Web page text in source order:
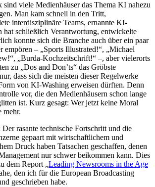
viele Medienhäuser das Thema KI nahezu
Man kam schnell in den Tritt,
interdisziplinäre Teams, ernannte KI-
hat schließlich Verantwortung, entwickelte
konnte sich die Branche auch über ein paar
empören – „Sports Illustrated!“, „Michael
„Burda-Kochzeitschrift!“ –, aber vielerorts
zu „Dos and Don’ts“ das Gröbste
dass sich die meisten dieser Regelwerke
von KI-Washing erweisen dürften. Denn
vor, die den Medienhäusern schon lange
ist. Kurz gesagt: Wer jetzt keine Moral
mehr.
rasante technische Fortschritt und die
gepaart mit wirtschaftlichem und
Druck haben Tatsachen geschaffen, denen
nur schwer beikommen kann. Dies
dem Report „Leading Newsrooms in the Age
den ich für die European Broadcasting
geschrieben habe.